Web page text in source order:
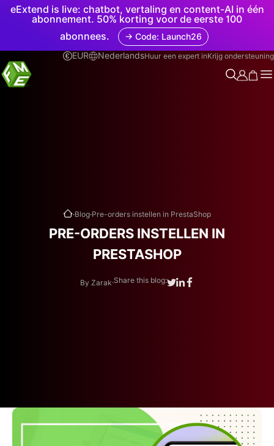
eExtend is live: chatbot, vertaling en content-AI in één
abonnement. 50% korting voor de eerste 100
abonnees.
→ Code: Launch26
EUR
NederlandsHuur een expert inKrijg ondersteuning
.Blog.Pre-orders instellen in PrestaShop
PRE-ORDERS INSTELLEN IN
PRESTASHOP
By Zarak.Share this blog: